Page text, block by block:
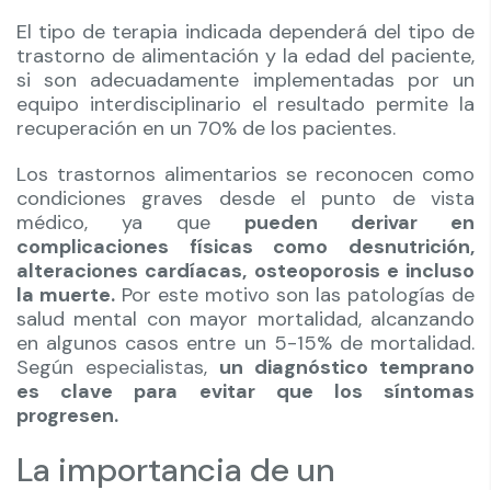
El tipo de terapia indicada dependerá del tipo de
trastorno de alimentación y la edad del paciente,
si son adecuadamente implementadas por un
equipo interdisciplinario el resultado permite la
recuperación en un 70% de los pacientes.
Los trastornos alimentarios se reconocen como
condiciones graves desde el punto de vista
médico, ya que pueden derivar en
complicaciones físicas como desnutrición,
alteraciones cardíacas, osteoporosis e incluso
la muerte. Por este motivo son las patologías de
salud mental con mayor mortalidad, alcanzando
en algunos casos entre un 5-15% de mortalidad.
Según especialistas, un diagnóstico temprano
es clave para evitar que los síntomas
progresen.
La importancia de un